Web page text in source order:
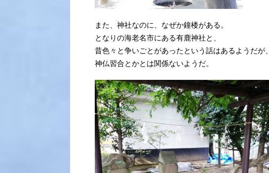
また、神社なのに、なぜか鐘楼がある。
となりの海老名市にある有鹿神社と、
昔色々と争いごとがあったという話はあるようだが、
神仏習合とかとは関係ないようだ。